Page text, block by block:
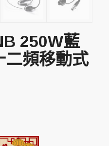
250W藍
二頻移動式